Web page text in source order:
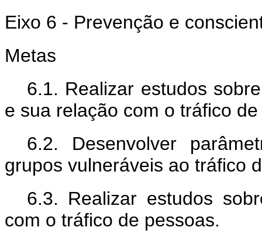
Eixo 6 - Prevenção e
Metas
6.1. Realizar estudos
e sua relação com o tráfico
6.2. Desenvolver
grupos vulneráveis ao tráfico
6.3. Realizar estudos
com o tráfico de pessoas.